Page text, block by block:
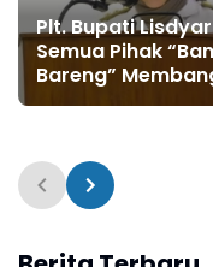
Plt. Bupati
Semua Pihak
Bareng”